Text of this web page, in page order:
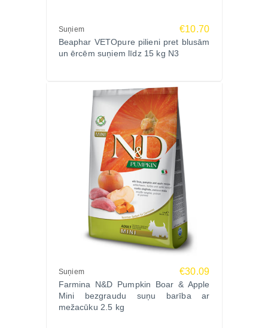
Suņiem €10.70
Beaphar VETOpure pilieni pret blusām
un ērcēm suņiem līdz 15 kg N3
Suņiem €30.09
Farmina N&D Pumpkin Boar & Apple
Mini bezgraudu suņu barība ar
mežacūku 2.5 kg